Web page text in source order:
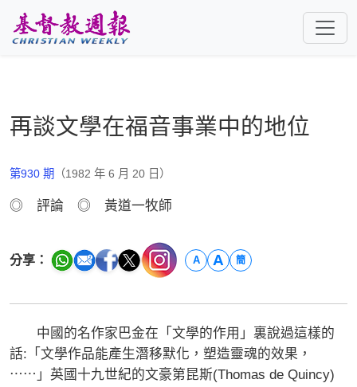
再談文學在福音事業中的地位
第930 期 （1982 年 6 月 20 日）
◎ 評論 ◎ 黃道一牧師
分享： A A 簡
中國的名作家巴金在「文學的作用」裏說過這樣的
話:「文學作品能產生潛移默化，塑造靈魂的效果，
⋯⋯」英國十九世紀的文豪第昆斯(Thomas de Quincy)